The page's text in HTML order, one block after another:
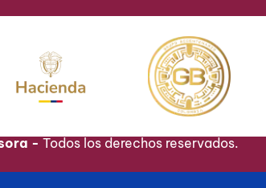
-Todos los derechos reservados.